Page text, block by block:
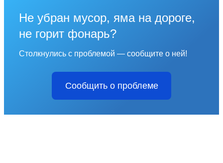
Не убран мусор, яма на дороге,
не горит фонарь?
Столкнулись с проблемой — сообщите о ней!
Сообщить о проблеме